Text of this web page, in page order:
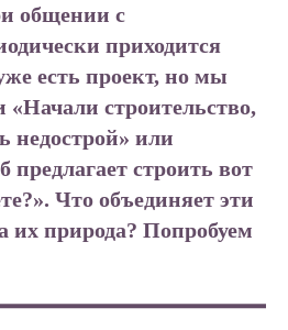
общении с
приходится
есть проект, но мы
«Начали строительство,
недострой» или
строить вот
Что объединяет эти
их природа? Попробуем